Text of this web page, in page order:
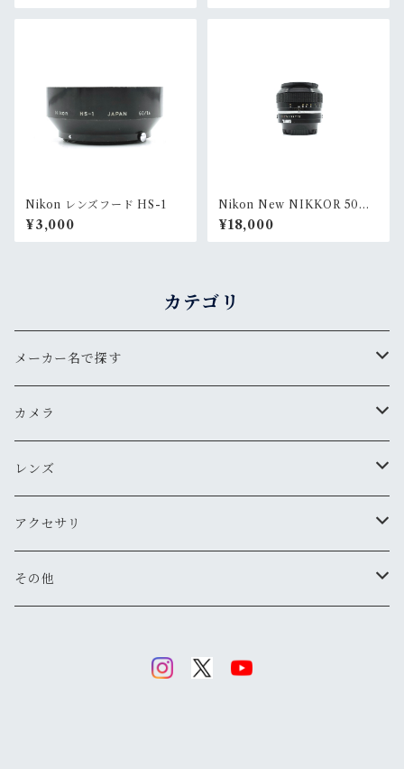
Nikon レンズフード HS-1
¥3,000
Nikon New NIKKOR 50m
m F1.4
¥18,000
カテゴリ
メーカー名で探す
ペンタックス
オリンパス
ニコン
キヤノン
カメラ
用途から探す
気軽にスナップ
マニュアル操作で本格的に
一眼レフ
ペンタックス
レンジファインダー(レンズ交換式)
レンズ
焦点距離から探す
広角
ニコンFマウント
アクセサリ
レンズフード
その他